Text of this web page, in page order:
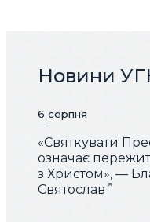
Новини
6 серпня
«Святкувати
означає
з Христом», —
Святослав